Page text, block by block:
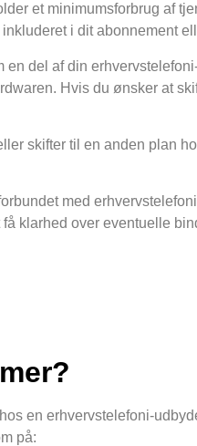
et minimumsforbrug af
i dit abonnement
del af din
Hvis du ønsker at
skifter til en anden plan
med
klarhed over eventuelle
en erhvervstelefoni-
på: